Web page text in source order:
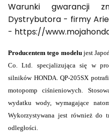
Warunki gwarancji
Dystrybutora - firmy
- https://
Producentem tego modelujest
Co. Ltd. specjalizująca się w
silników HONDA. QP-205SX
motopomp ciśnieniowych.
wydatku wody, wymagające
Wykorzystywana jest również do
odległości.